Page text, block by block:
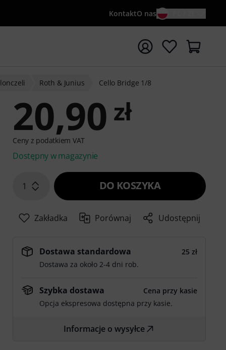
KontaktO nas
wyszukiwanie od słowa kluczowego {searchTerm}
Roth & Junius Cello Bridge 1/8
20,90 zł
Ceny z podatkiem VAT
Dostępny w magazynie
1 DO KOSZYKA
Zakładka Porównaj Udostępnij
Dostawa standardowa
25 zł
Dostawa za około 2-4 dni rob.
Szybka dostawa
Cena przy kasie
Opcja ekspresowa dostępna przy kasie.
Informacje o wysyłce